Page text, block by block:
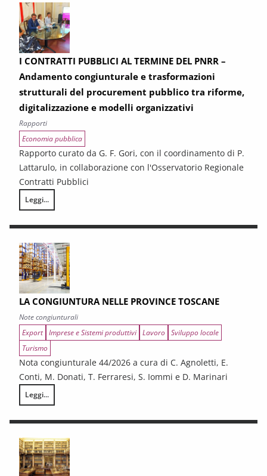
I CONTRATTI PUBBLICI AL TERMINE DEL PNRR –
Andamento congiunturale e trasformazioni
strutturali del procurement pubblico tra riforme,
digitalizzazione e modelli organizzativi
Rapporti
Economia pubblica
Rapporto curato da G. F. Gori, con il coordinamento di P.
Lattarulo, in collaborazione con l'Osservatorio Regionale
Contratti Pubblici
Leggi...
I CONTRATTI PUBBLICI AL TERMINE DEL PNRR – Andamento
LA CONGIUNTURA NELLE PROVINCE TOSCANE
Note congiunturali
Export Imprese e Sistemi produttivi Lavoro Sviluppo locale
Turismo
Nota congiunturale 44/2026 a cura di C. Agnoletti, E.
Conti, M. Donati, T. Ferraresi, S. Iommi e D. Marinari
Leggi...
LA CONGIUNTURA NELLE PROVINCE TOSCANE